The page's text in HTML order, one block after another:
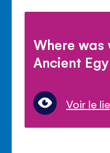
Where was
Ancient
Voir le